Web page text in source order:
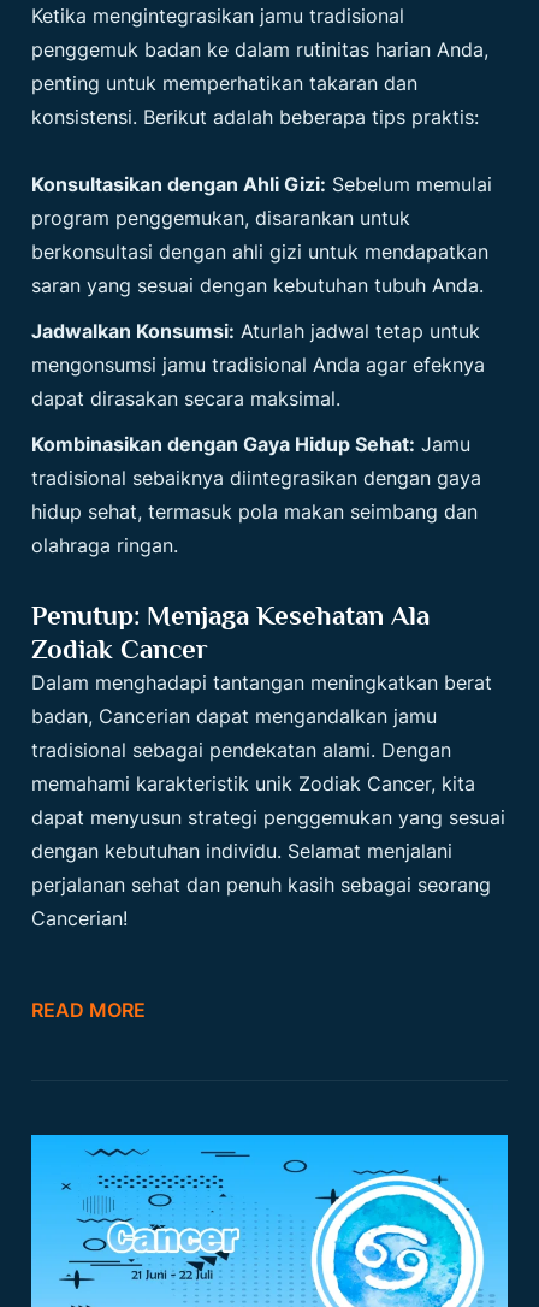
Ketika mengintegrasikan jamu tradisional
penggemuk badan ke dalam rutinitas harian Anda,
penting untuk memperhatikan takaran dan
konsistensi. Berikut adalah beberapa tips praktis:
Konsultasikan dengan Ahli Gizi: Sebelum memulai
program penggemukan, disarankan untuk
berkonsultasi dengan ahli gizi untuk mendapatkan
saran yang sesuai dengan kebutuhan tubuh Anda.
Jadwalkan Konsumsi: Aturlah jadwal tetap untuk
mengonsumsi jamu tradisional Anda agar efeknya
dapat dirasakan secara maksimal.
Kombinasikan dengan Gaya Hidup Sehat: Jamu
tradisional sebaiknya diintegrasikan dengan gaya
hidup sehat, termasuk pola makan seimbang dan
olahraga ringan.
Penutup: Menjaga Kesehatan Ala
Zodiak Cancer
Dalam menghadapi tantangan meningkatkan berat
badan, Cancerian dapat mengandalkan jamu
tradisional sebagai pendekatan alami. Dengan
memahami karakteristik unik Zodiak Cancer, kita
dapat menyusun strategi penggemukan yang sesuai
dengan kebutuhan individu. Selamat menjalani
perjalanan sehat dan penuh kasih sebagai seorang
Cancerian!
READ MORE